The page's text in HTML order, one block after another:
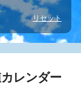
リセット
レンダー